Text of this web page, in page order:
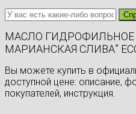
МАСЛО
МАРИАНСКАЯ СЛИВА”
Вы можете купить в
доступной цене: описание,
покупателей, инструкция.